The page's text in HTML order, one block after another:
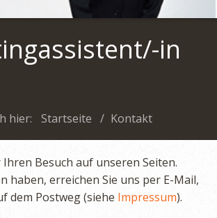
in
hier: Startseite / Kontakt
Besuch auf unseren Seiten.
haben, erreichen Sie uns per E-Mail,
dem Postweg (siehe Impressum).